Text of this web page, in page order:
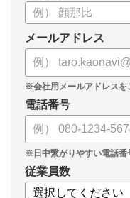
メールアドレス
電話番号
従業員数